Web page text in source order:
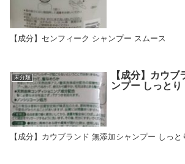
【成分】センフィーク シャンプー スムース
未分類
【成分】カウブ
ンプー しっとり
【成分】カウブランド 無添加シャンプー しっと